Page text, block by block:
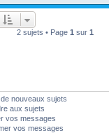
2 sujets • Page 1 sur 1
nouveaux sujets
aux sujets
vos messages
vos messages